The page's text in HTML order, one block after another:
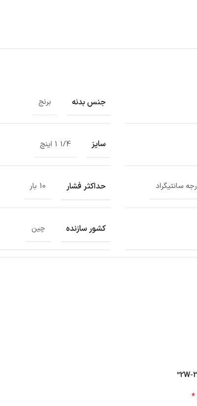
جنس بدنه برنج
سایز 1/4 1 اینچ
حداکثر فشار 10 بار
کشور سازنده چین
*